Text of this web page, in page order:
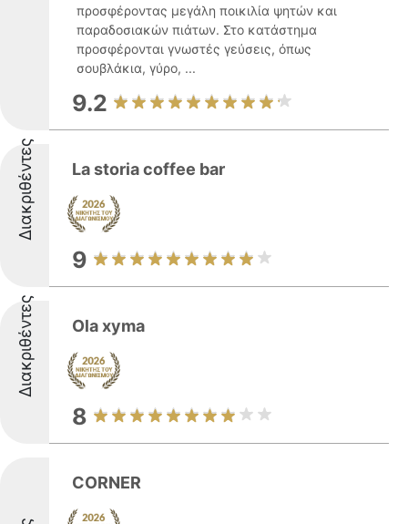
προσφέροντας μεγάλη ποικιλία ψητών και
παραδοσιακών πιάτων. Στο κατάστημα
προσφέρονται γνωστές γεύσεις, όπως
σουβλάκια, γύρο, ...
9.2
Διακριθέντες La storia coffee bar
9
Διακριθέντες Ola xyma
8
CORNER